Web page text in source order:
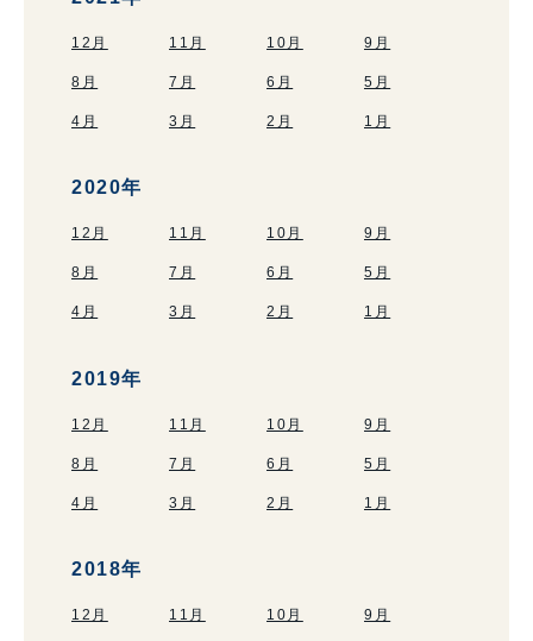
12月 11月 10月 9月
8月 7月 6月 5月
4月 3月 2月 1月
2020年
12月 11月 10月 9月
8月 7月 6月 5月
4月 3月 2月 1月
2019年
12月 11月 10月 9月
8月 7月 6月 5月
4月 3月 2月 1月
2018年
12月 11月 10月 9月